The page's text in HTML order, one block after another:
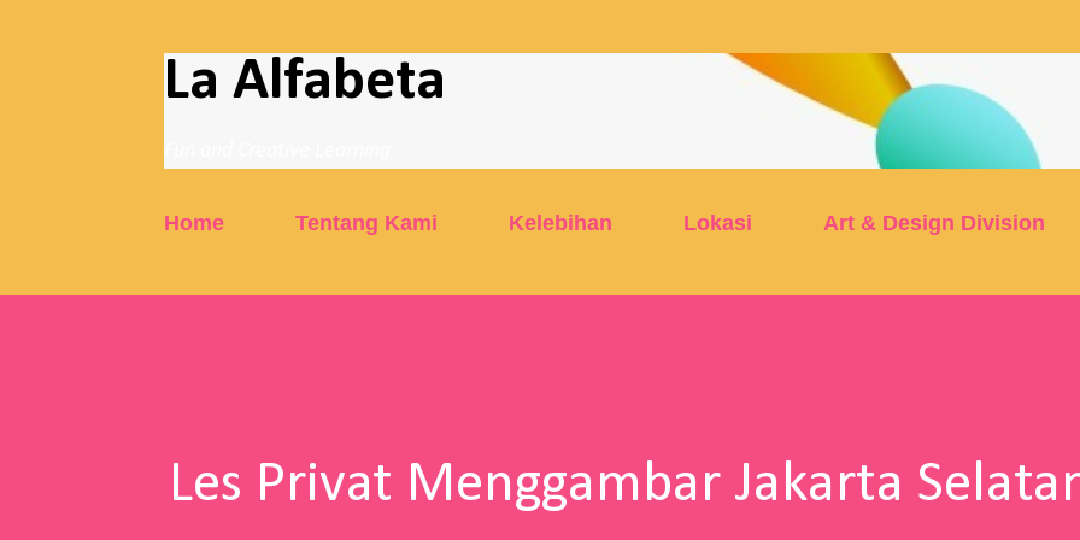
La Alfabeta
Home Tentang Kami Kelebihan Lokasi Art & Design Division
Les Privat Menggambar Jakarta